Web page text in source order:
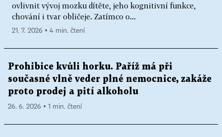
ovlivnit vývoj mozku dítěte, jeho kognitivní funkce,
chování i tvar obličeje. Zatímco o...
21. 7. 2026 ▪ 4 min. čtení
Prohibice kvůli horku. Paříž má při
současné vlně veder plné nemocnice, zakáže
proto prodej a pití alkoholu
26. 6. 2026 ▪ 1 min. čtení